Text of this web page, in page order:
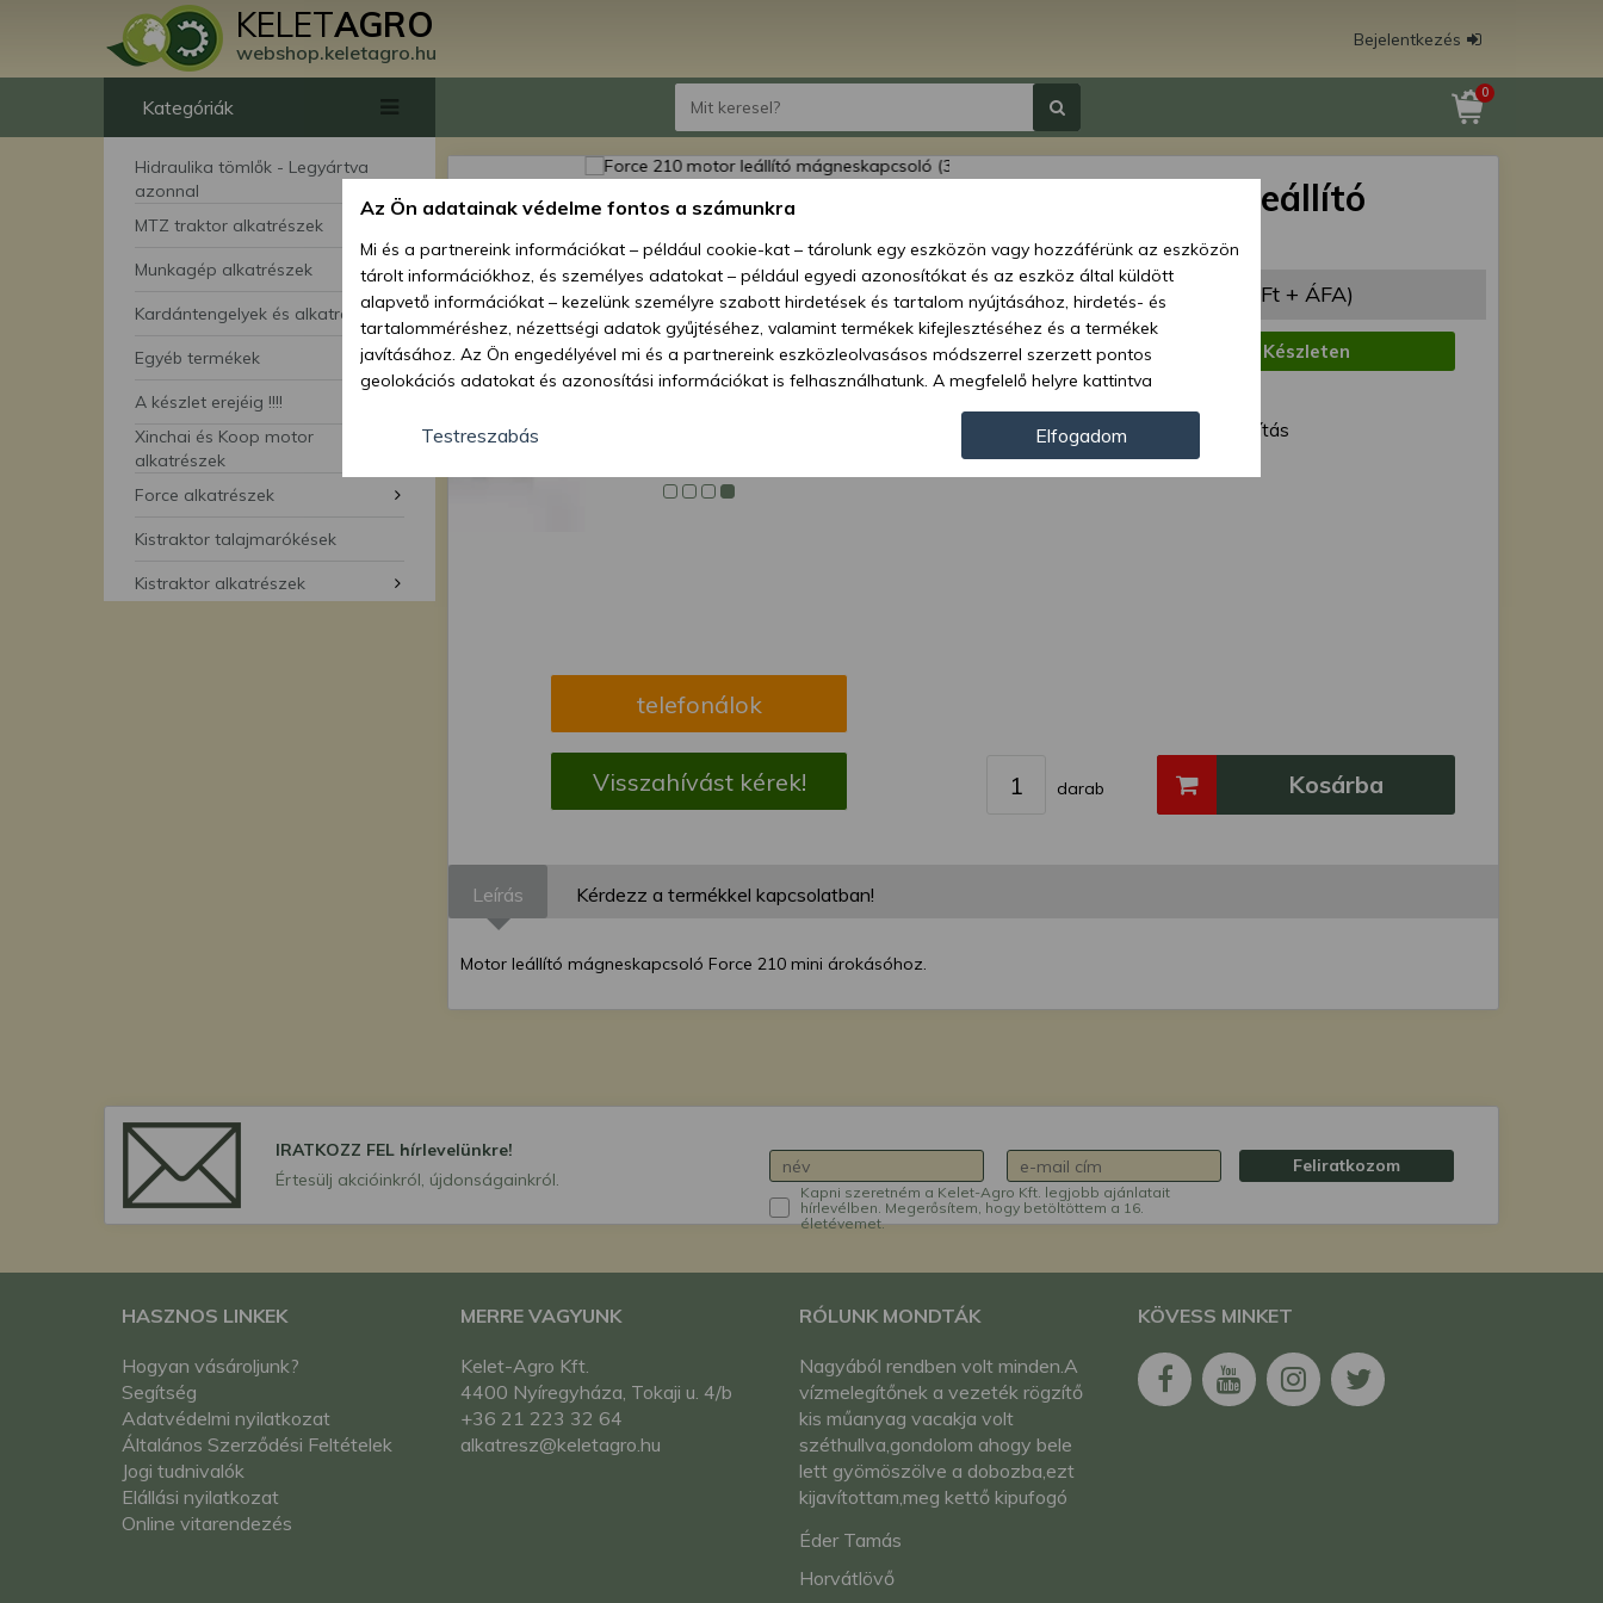
KELETAGRO
webshop.keletagro.hu
Bejelentkezés
Kategóriák
Hidraulika tömlők - Legyártva
azonnal
MTZ traktor alkatrészek
Munkagép alkatrészek
Kardántengelyek és alkatrészei
Egyéb termékek
A készlet erejéig !!!!
Xinchai és Koop motor
alkatrészek
Force alkatrészek
Kistraktor talajmarókések
Kistraktor alkatrészek
0
telefonálok
Visszahívást kérek!
Force 210 motor leállító
mágneskapcsoló
Ár: 143 988 Ft (113 376 Ft + ÁFA)
Elérhetőség:
Készleten
Szállítás:
Szállítási mód:
Normál szállítás
darab Kosárba
Leírás Kérdezz a termékkel kapcsolatban!
Motor leállító mágneskapcsoló Force 210 mini árokásóhoz.
IRATKOZZ FEL hírlevelünkre!
Értesülj akcióinkról, újdonságainkról.
Kapni szeretném a Kelet-Agro Kft. legjobb ajánlatait
hírlevélben. Megerősítem, hogy betöltöttem a 16.
életévemet.
Feliratkozom
HASZNOS LINKEK
Hogyan vásároljunk?
Segítség
Adatvédelmi nyilatkozat
Általános Szerződési Feltételek
Jogi tudnivalók
Elállási nyilatkozat
Online vitarendezés
MERRE VAGYUNK
Kelet-Agro Kft.
4400 Nyíregyháza, Tokaji u. 4/b
+36 21 223 32 64
alkatresz@keletagro.hu
RÓLUNK MONDTÁK
Nagyából rendben volt minden.A
vízmelegítőnek a vezeték rögzítő
kis műanyag vacakja volt
széthullva,gondolom ahogy bele
lett gyömöszölve a dobozba,ezt
kijavítottam,meg kettő kipufogó
tömítés garnitúra helyett csak egy
érkezett,de mivel csak pár száz
forint az ára nem is
Éder Tamás
Horvátlövő
KÖVESS MINKET
Az Ön adatainak védelme fontos a számunkra
Mi és a partnereink információkat – például cookie-kat – tárolunk egy eszközön vagy hozzáférünk az eszközön
tárolt információkhoz, és személyes adatokat – például egyedi azonosítókat és az eszköz által küldött
alapvető információkat – kezelünk személyre szabott hirdetések és tartalom nyújtásához, hirdetés- és
tartalomméréshez, nézettségi adatok gyűjtéséhez, valamint termékek kifejlesztéséhez és a termékek
javításához. Az Ön engedélyével mi és a partnereink eszközleolvasásos módszerrel szerzett pontos
geolokációs adatokat és azonosítási információkat is felhasználhatunk. A megfelelő helyre kattintva
hozzájárulhat ahhoz, hogy mi és a partnereink a fent leírtak szerint adatkezelést végezzünk. Másik
lehetőségként a hozzájárulás megadása vagy elutasítása előtt részletesebb információkhoz juthat, és
megváltoztathatja beállításait. Felhívjuk figyelmét, hogy személyes adatainak bizonyos kezeléséhez nem
feltétlenül szükséges az Ön hozzájárulása, de jogában áll tiltakozni az ilyen jellegű adatkezelés ellen. A
Testreszabás Elfogadom